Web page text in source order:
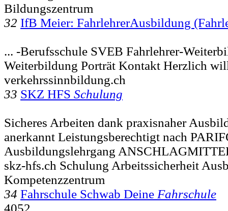
Bildungszentrum
32 IfB Meier: FahrlehrerAusbildung
... -Berufsschule SVEB Fahrlehrer-
Weiterbildung Porträt Kontakt Herzlich
verkehrssinnbildung.ch
33 SKZ HFS Schulung
Sicheres Arbeiten dank praxisnaher
anerkannt Leistungsberechtigt nach
Ausbildungslehrgang
skz-hfs.ch Schulung Arbeitssicherheit
Kompetenzzentrum
34 Fahrschule Schwab Deine Fahrschule
4052